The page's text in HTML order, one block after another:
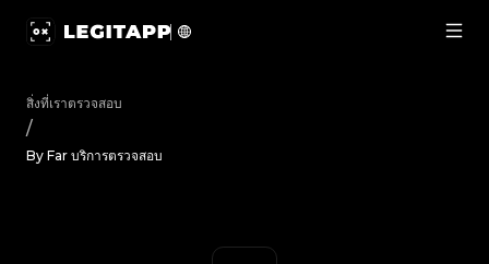
สิ่งที่เราตรวจสอบ
/
By Far บริการตรวจสอบ